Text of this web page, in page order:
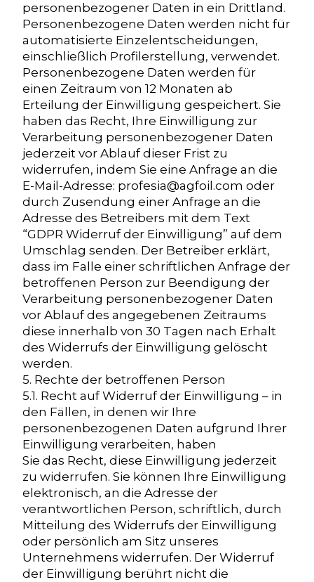
personenbezogener Daten in ein Drittland.
Personenbezogene Daten werden nicht für
automatisierte Einzelentscheidungen,
einschließlich Profilerstellung, verwendet.
Personenbezogene Daten werden für
einen Zeitraum von 12 Monaten ab
Erteilung der Einwilligung gespeichert. Sie
haben das Recht, Ihre Einwilligung zur
Verarbeitung personenbezogener Daten
jederzeit vor Ablauf dieser Frist zu
widerrufen, indem Sie eine Anfrage an die
E-Mail-Adresse: profesia@agfoil.com oder
durch Zusendung einer Anfrage an die
Adresse des Betreibers mit dem Text
“GDPR Widerruf der Einwilligung” auf dem
Umschlag senden. Der Betreiber erklärt,
dass im Falle einer schriftlichen Anfrage der
betroffenen Person zur Beendigung der
Verarbeitung personenbezogener Daten
vor Ablauf des angegebenen Zeitraums
diese innerhalb von 30 Tagen nach Erhalt
des Widerrufs der Einwilligung gelöscht
werden.
5. Rechte der betroffenen Person
5.1. Recht auf Widerruf der Einwilligung – in
den Fällen, in denen wir Ihre
personenbezogenen Daten aufgrund Ihrer
Einwilligung verarbeiten, haben
Sie das Recht, diese Einwilligung jederzeit
zu widerrufen. Sie können Ihre Einwilligung
elektronisch, an die Adresse der
verantwortlichen Person, schriftlich, durch
Mitteilung des Widerrufs der Einwilligung
oder persönlich am Sitz unseres
Unternehmens widerrufen. Der Widerruf
der Einwilligung berührt nicht die